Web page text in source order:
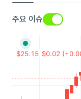
주요 이슈